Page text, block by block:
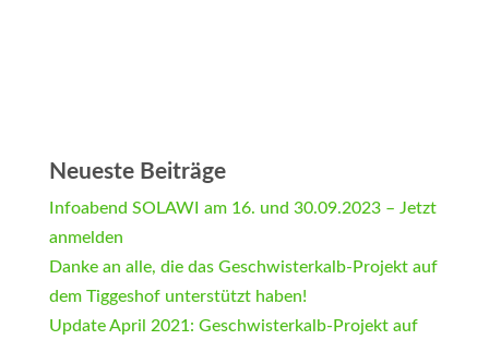
Neueste Beiträge
Infoabend SOLAWI am 16. und 30.09.2023 – Jetzt
anmelden
Danke an alle, die das Geschwisterkalb-Projekt auf
dem Tiggeshof unterstützt haben!
Update April 2021: Geschwisterkalb-Projekt auf